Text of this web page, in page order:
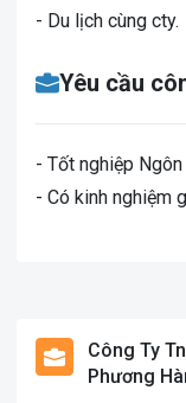
- Du lịch cùng cty.
Yêu cầu
- Tốt nghiệp
- Có kinh nghiệm
Công Ty
Phương